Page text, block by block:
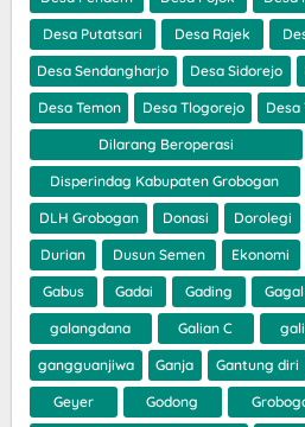
Desa Putatsari Desa Rajek
Desa Sendangharjo Desa Sidorejo
Desa Temon Desa Tlogorejo Desa
Dilarang Beroperasi
Disperindag Kabupaten Grobogan
DLH Grobogan Donasi Dorolegi
Durian Dusun Semen Ekonomi
Gabus Gadai Gading
galangdana Galian C
gangguanjiwa Ganja Gantung diri
Geyer Godong